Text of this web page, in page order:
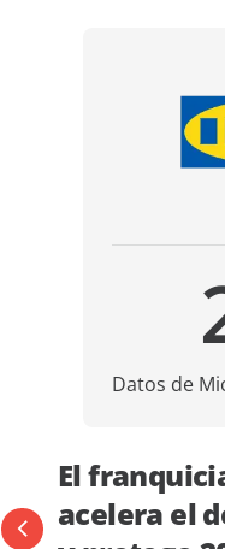
El
acelera el
Datos de